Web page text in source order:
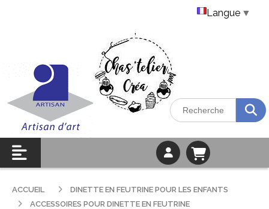
ACCUEIL
DINETTE EN FEUTRINE POUR LES ENFANTS
ACCESSOIRES POUR DINETTE EN FEUTRINE
Langue ▼